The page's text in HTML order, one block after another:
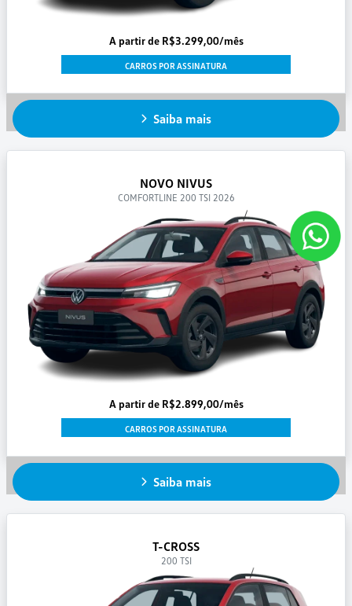
A partir de R$3.299,00/mês
CARROS POR ASSINATURA
Saiba mais
NOVO NIVUS
COMFORTLINE 200 TSI 2026
A partir de R$2.899,00/mês
CARROS POR ASSINATURA
Saiba mais
T-CROSS
200 TSI